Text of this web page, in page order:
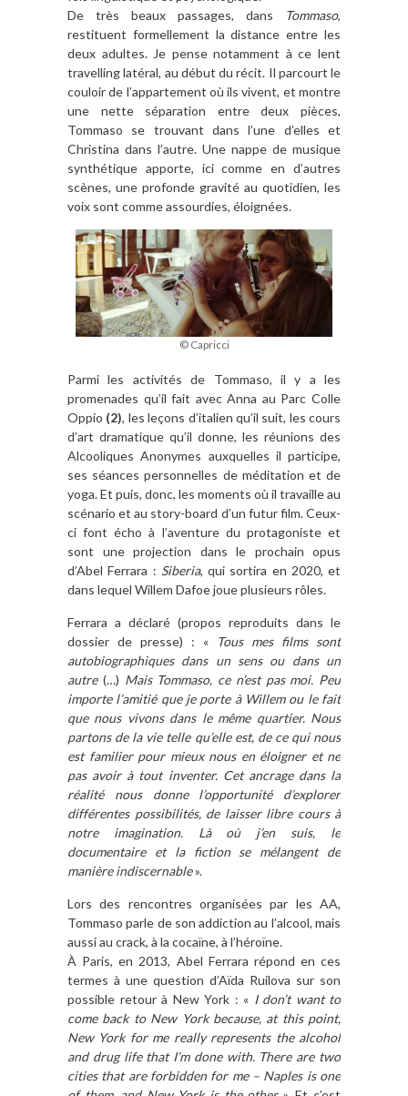
De très beaux passages, dans
Tommaso,
restituent formellement la distance entre les
deux adultes. Je pense notamment à ce lent
travelling latéral, au début du récit. Il parcourt le
couloir de l’appartement où ils vivent, et montre
une nette séparation entre deux pièces,
Tommaso se trouvant dans l’une d’elles et
Christina dans l’autre. Une nappe de musique
synthétique apporte, ici comme en d’autres
scènes, une profonde gravité au quotidien, les
voix sont comme assourdies, éloignées.
© Capricci
Parmi les activités de Tommaso, il y a les
promenades qu’il fait avec Anna au Parc Colle
Oppio (2), les leçons d’italien qu’il suit, les cours
d’art dramatique qu’il donne, les réunions des
Alcooliques Anonymes auxquelles il participe,
ses séances personnelles de méditation et de
yoga. Et puis, donc, les moments où il travaille au
scénario et au story-board d’un futur film. Ceux-
ci font écho à l’aventure du protagoniste et
sont une projection dans le prochain opus
d’Abel Ferrara : Siberia, qui sortira en 2020, et
dans lequel Willem Dafoe joue plusieurs rôles.
Ferrara a déclaré (propos reproduits dans le
dossier de presse) : «
Tous mes films sont
autobiographiques dans un sens ou dans un
autre(…) Mais Tommaso, ce n’est pas moi. Peu
importe l’amitié que je porte à Willem ou le fait
que nous vivons dans le même quartier. Nous
partons de la vie telle qu’elle est, de ce qui nous
est familier pour mieux nous en éloi­gner et ne
pas avoir à tout inventer. Cet ancrage dans la
réalité nous donne l’opportunité d’explo­rer
différentes possibilités, de laisser libre cours à
notre imagination. Là où j’en suis, le
documentaire et la fiction se mélangent de
manière indiscernable».
Lors des rencontres organisées par les AA,
Tommaso parle de son addiction au l’alcool, mais
aussi au crack, à la cocaïne, à l’héroïne.
À Paris, en 2013, Abel Ferrara répond en ces
termes à une question d’Aïda Ruilova sur son
possible retour à New York : « I don’t want to
come back to New York because, at this point,
New York for me really represents the alcohol
and drug life that I’m done with. There are two
cities that are forbidden for me – Naples is one